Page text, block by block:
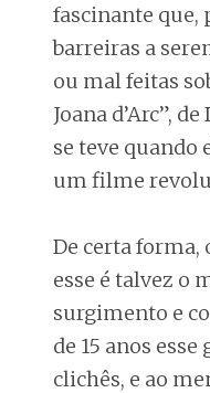
fascinante que,
barreiras a
ou mal feitas
Joana d’Arc”,
se teve quando
um filme
De certa forma,
esse é talvez o
surgimento e
de 15 anos
clichês, e ao